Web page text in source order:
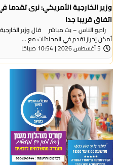
وزير الخارجية الأمريكي: نرى
اتفاق قريبا جدا
راديو الناس – بث مباشر قال وزير الخارجية
أمكن إحراز تقدم في المحادثات مع ...
5 أغسطس 2026 | 10:54 صباحًا